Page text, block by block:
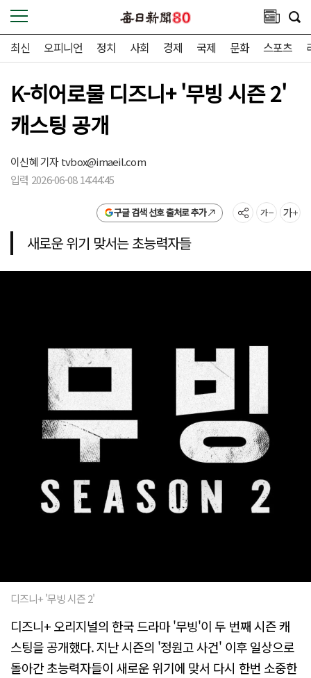
최신 오피니언 정치 사회 경제 국제 문화 스포츠
K-히어로물 디즈니+ '무빙 시즌 2'
캐스팅 공개
이신혜 기자tvbox@imaeil.com
입력 2026-06-08 14:44:45
구글 검색 선호 출처로 추가
새로운 위기 맞서는 초능력자들
디즈니+ '무빙 시즌 2'
디즈니+ 오리지널의 한국 드라마 '무빙'이 두 번째 시즌 캐
스팅을 공개했다. 지난 시즌의 '정원고 사건' 이후 일상으로
돌아간 초능력자들이 새로운 위기에 맞서 다시 한번 소중한